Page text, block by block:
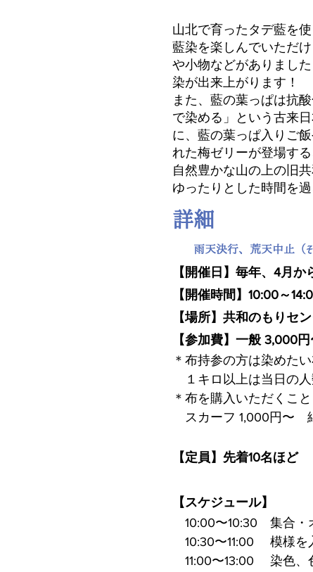
山北で育ったタデ藍を
藍染を楽しんでいただ
や小物などがありまし
染が出来上がります！
また、藍の葉っぱは抗
で染める」という古来
に、藍の葉っぱ入りご
れた梅ゼリーが登場す
自然豊かな山の上の旧
ゆったりとした時間を
詳細
雨天決行、荒天中止（その
【開催日】毎年、4月か
【開催時間】10:00～
【場所】共和のもりセ
【参加費】一般 3,000
＊布持参の方は染めた
１キロ以上は当日の人
＊布を購入いただくこと
スカーフ 1,000円〜
【定員】先着10名ほど
【スケジュール】
10:00〜10:30 集合・
10:30〜11:00 模様を
11:00〜13:00 染色、